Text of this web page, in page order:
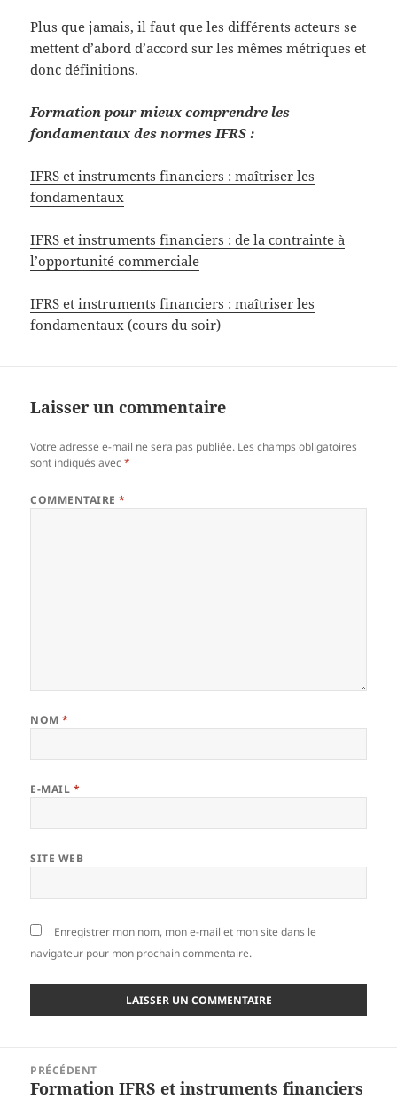
Plus que jamais, il faut que les différents acteurs se
mettent d’abord d’accord sur les mêmes métriques et
donc définitions.
Formation pour mieux comprendre les
fondamentaux des normes IFRS :
IFRS et instruments financiers : maîtriser les
fondamentaux
IFRS et instruments financiers : de la contrainte à
l’opportunité commerciale
IFRS et instruments financiers : maîtriser les
fondamentaux (cours du soir)
Laisser un commentaire
Votre adresse e-mail ne sera pas publiée. Les champs obligatoires
sont indiqués avec*
COMMENTAIRE*
NOM*
E-MAIL *
SITE WEB
Enregistrer mon nom, mon e-mail et mon site dans le
navigateur pour mon prochain commentaire.
PRÉCÉDENT
Article
Formation IFRS et instruments financiers